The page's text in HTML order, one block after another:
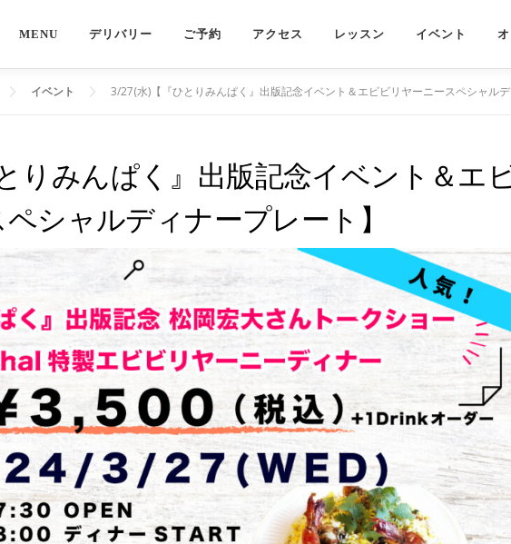
MENU デリバリー ご予約 アクセス レッスン イベント
イベント 3/27(水)【『ひとりみんぱく』出版記念イベント＆エビビリヤーニースペシャルデ
りみんぱく』出版記念イベント＆エ
シャルディナープレート】